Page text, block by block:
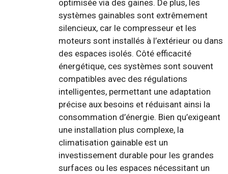
optimisée via des gaines. De plus, les
systèmes gainables sont extrêmement
silencieux, car le compresseur et les
moteurs sont installés à l’extérieur ou dans
des espaces isolés. Côté efficacité
énergétique, ces systèmes sont souvent
compatibles avec des régulations
intelligentes, permettant une adaptation
précise aux besoins et réduisant ainsi la
consommation d’énergie. Bien qu’exigeant
une installation plus complexe, la
climatisation gainable est un
investissement durable pour les grandes
surfaces ou les espaces nécessitant un